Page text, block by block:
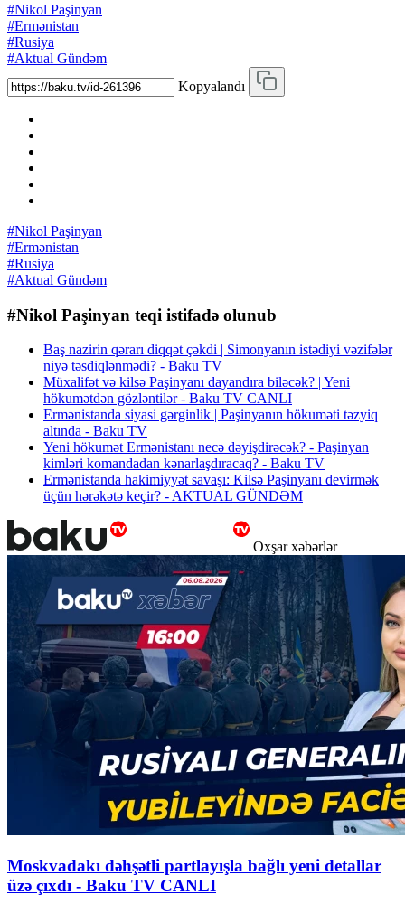
#Nikol Paşinyan
#Ermənistan
#Rusiya
#Aktual Gündəm
Kopyalandı
#Nikol Paşinyan
#Ermənistan
#Rusiya
#Aktual Gündəm
#Nikol Paşinyan teqi istifadə olunub
Baş nazirin qərarı diqqət çəkdi | Simonyanın istədiyi vəzifələr
niyə təsdiqlənmədi? - Baku TV
Müxalifət və kilsə Paşinyanı dayandıra biləcək? | Yeni
hökumətdən gözləntilər - Baku TV CANLI
Ermənistanda siyasi gərginlik | Paşinyanın hökuməti təzyiq
altında - Baku TV
Yeni hökumət Ermənistanı necə dəyişdirəcək? - Paşinyan
kimləri komandadan kənarlaşdıracaq? - Baku TV
Ermənistanda hakimiyyət savaşı: Kilsə Paşinyanı devirmək
üçün hərəkətə keçir? - AKTUAL GÜNDƏM
Oxşar xəbərlər
Moskvadakı dəhşətli partlayışla bağlı yeni detallar
üzə çıxdı - Baku TV CANLI